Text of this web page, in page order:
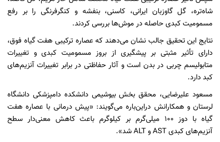
شاه‌تره، گل گاوزبان ایرانی، کاسنی، بنفشه و کنگرفرنگی را بر رفع
مسمومیت کبدی حاصله در موش‌ها بررسی کردند.
نتایج این تحقیق جالب نشان می‌دهند که عصاره ترکیبی هفت گیاه فوق،
دارای تأثیر مثبتی بر پیشگیری از بروز مسمومیت کبدی و تغییرات
متابولیسم چربی در بدن است و آثار حفاظتی در برابر تغییرات آنزیم‌های
کبد دارد.
مسعود علیرضایی، محقق بخش بیوشیمی دانشکده دامپزشکی دانشگاه
لرستان و همکارانش دراین‌باره می‌گویند: «پیش درمانی با عصاره هفت
گیاه با دوز 100 میلی‌گرم بر کیلوگرم باعث کاهش معنی‌دار سطح
آنزیم‌های کبدی AST و ALT شد».